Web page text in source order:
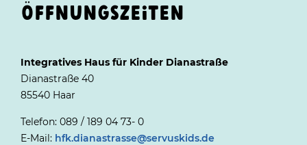
ÖFFNUNGSZEITEN
Integratives Haus für Kinder Dianastraße
Dianastraße 40
85540 Haar
Telefon: 089 / 189 04 73- 0
E-Mail: hfk.dianastrasse@servuskids.de